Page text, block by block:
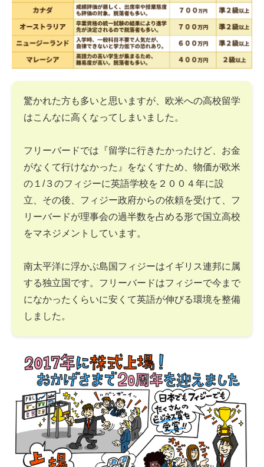
驚かれた方も多いと思いますが、欧米への高校留学
はこんなに高くなってしまいました。
フリーバードでは『留学に行きたかったけど、お金
がなくて行けなかった』をなくすため、物価が欧米
の１/３のフィジーに英語学校を２００４年に設
立、その後、フィジー政府からの依頼を受けて、フ
リーバードが理事会の過半数を占める形で国立高校
をマネジメントしています。
南太平洋に浮かぶ島国フィジーはイギリス連邦に属
する独立国です。フリーバードはフィジーで今まで
になかったくらいに安くて英語が伸びる環境を整備
しました。